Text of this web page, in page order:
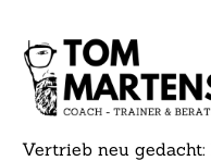
Vertrieb neu